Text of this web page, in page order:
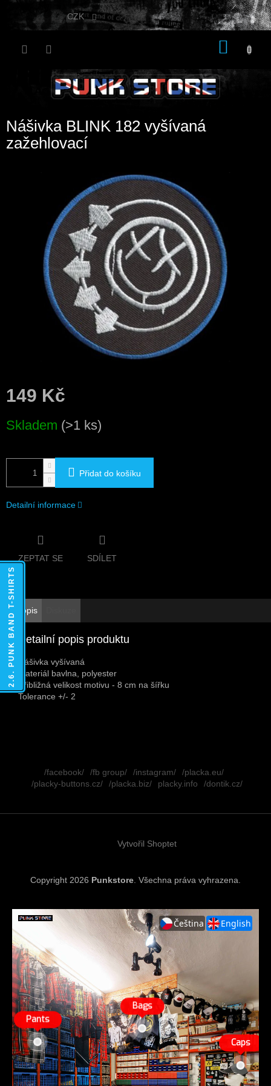
Přejít
CZK
Nášivka BLINK 182 vyšívaná
zažehlovací
149 Kč
cena:
Skladem (>1 ks)
Přidat do košíku
Detailní informace
ZEPTAT SE SDÍLET
Popis
Detailní popis produktu
Nášivka vyšívaná
Materiál bavlna, polyester
Přibližná velikost motivu - 8 cm na šířku
Tolerance +/- 2
/facebook/ /fb group/ /instagram/
/placka.eu/
/placky-buttons.cz/
/placka.biz/ placky.info /dontik.cz/
Vytvořil Shoptet
Copyright 2026 Punkstore . Všechna práva vyhrazena.
2.6. PUNK BAND T-SHIRTS